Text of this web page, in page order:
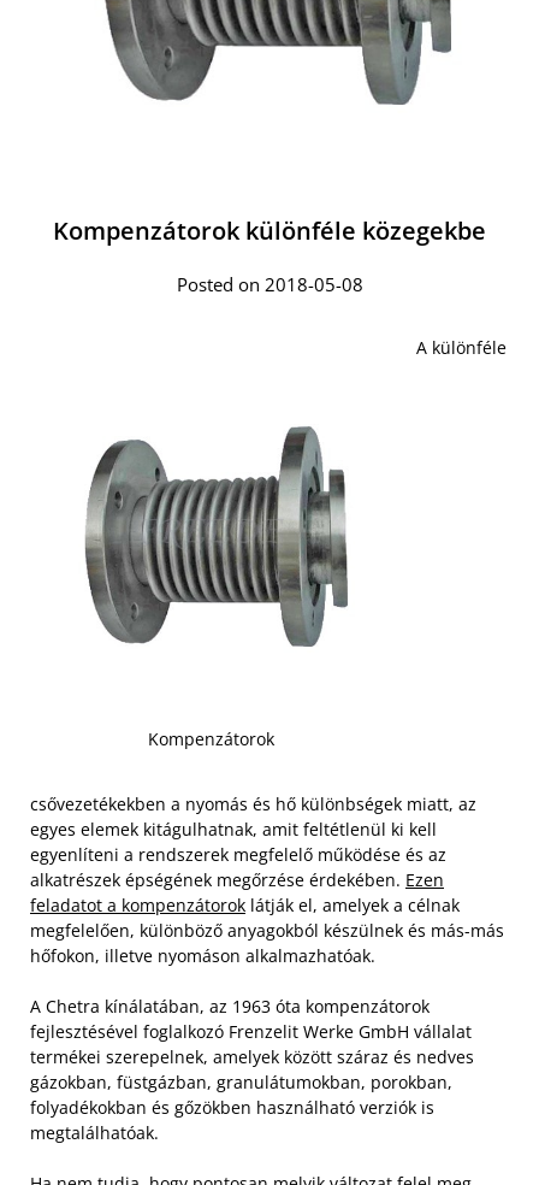
Kompenzátorok különféle közegekbe
Posted on 2018-05-08
Kompenzátorok
A különféle
csővezetékekben a nyomás és hő különbségek miatt, az
egyes elemek kitágulhatnak, amit feltétlenül ki kell
egyenlíteni a rendszerek megfelelő működése és az
alkatrészek épségének megőrzése érdekében. Ezen
feladatot a kompenzátorok látják el, amelyek a célnak
megfelelően, különböző anyagokból készülnek és más-más
hőfokon, illetve nyomáson alkalmazhatóak.
A Chetra kínálatában, az 1963 óta kompenzátorok
fejlesztésével foglalkozó Frenzelit Werke GmbH vállalat
termékei szerepelnek, amelyek között száraz és nedves
gázokban, füstgázban, granulátumokban, porokban,
folyadékokban és gőzökben használható verziók is
megtalálhatóak.